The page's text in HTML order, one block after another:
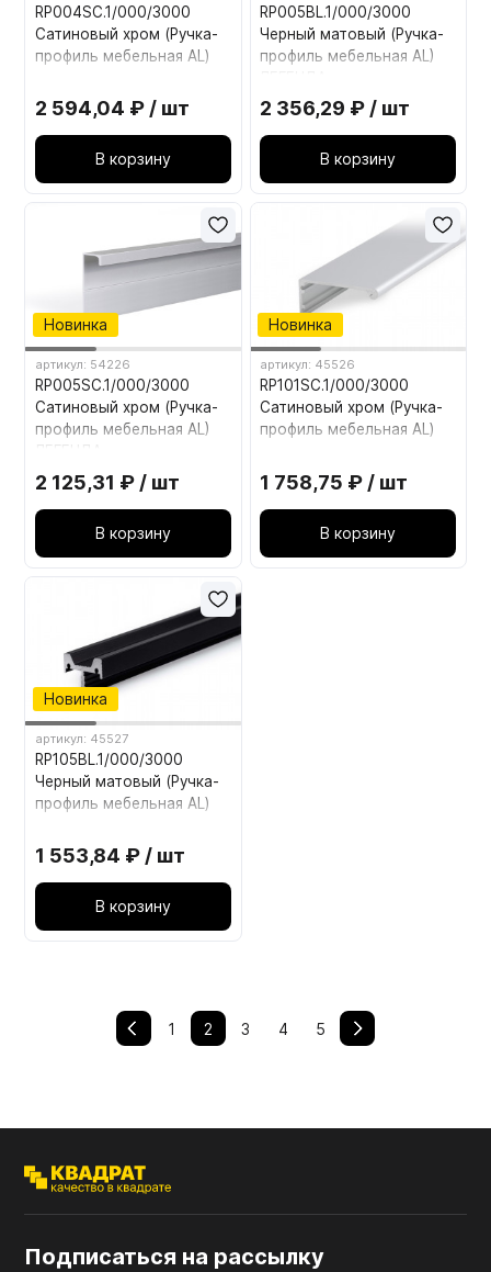
RP004SC.1/000/3000
Сатиновый хром (Ручка-
профиль мебельная AL)
2 594,04 ₽ / шт
В корзину
RP005BL.1/000/3000
Черный матовый (Ручка-
профиль мебельная AL)
2 356,29 ₽ / шт
В корзину
Новинка
артикул: 54226
RP005SC.1/000/3000
Сатиновый хром (Ручка-
профиль мебельная AL)
2 125,31 ₽ / шт
В корзину
Новинка
артикул: 45526
RP101SC.1/000/3000
Сатиновый хром (Ручка-
профиль мебельная AL)
1 758,75 ₽ / шт
В корзину
Новинка
артикул: 45527
RP105BL.1/000/3000
Черный матовый (Ручка-
профиль мебельная AL)
1 553,84 ₽ / шт
В корзину
1 2 3 4 5
Подписаться на рассылку